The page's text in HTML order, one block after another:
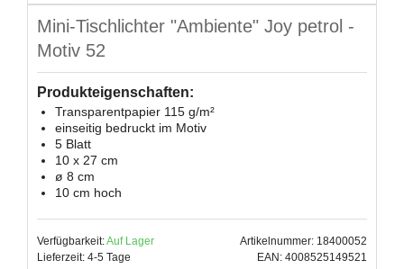
Mini-Tischlichter "Ambiente" Joy petrol -
Motiv 52
Produkteigenschaften:
Transparentpapier 115 g/m²
einseitig bedruckt im Motiv
5 Blatt
10 x 27 cm
ø 8 cm
10 cm hoch
Verfügbarkeit:Auf Lager
Lieferzeit: 4-5 Tage
Artikelnummer: 18400052
EAN: 4008525149521